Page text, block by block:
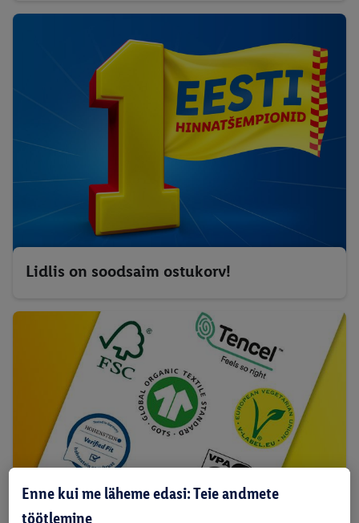
Lidlis on soodsaim ostukorv!
Enne kui me läheme edasi: Teie andmete
töötlemine